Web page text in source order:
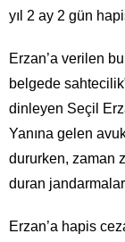
yıl 2 ay 2 gün
Erzan’a verilen bu
belgede
dinleyen Seçil
Yanına gelen
dururken, zaman
duran jandarmalar
Erzan’a hapis